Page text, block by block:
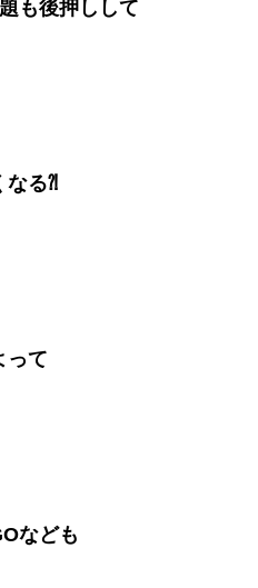
も後押しして
なる⁈
って
なども